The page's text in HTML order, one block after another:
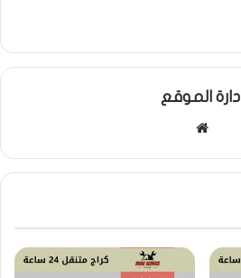
إدارة الموقع